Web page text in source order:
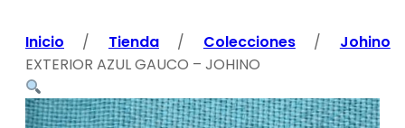
Inicio / Tienda / Colecciones /
Johino
EXTERIOR AZUL GAUCO – JOHINO